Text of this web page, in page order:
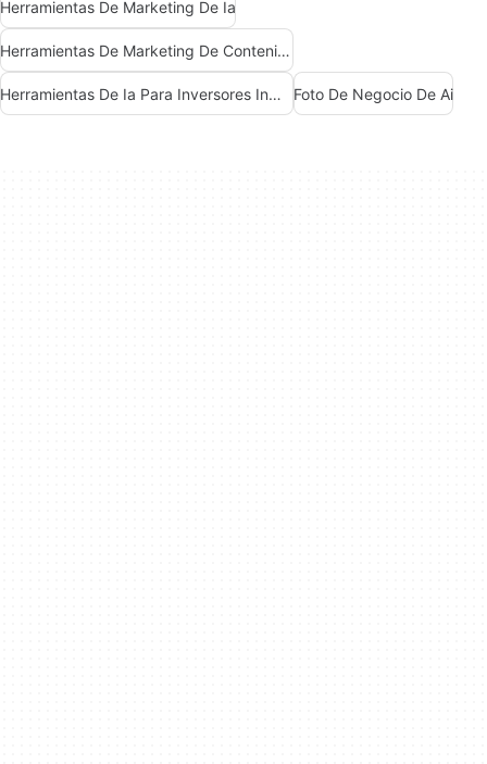
Herramientas De Marketing De Ia
Herramientas De Marketing De Contenido De Ia
Herramientas De Ia Para Inversores Inmobiliarios Foto De Negocio De Ai